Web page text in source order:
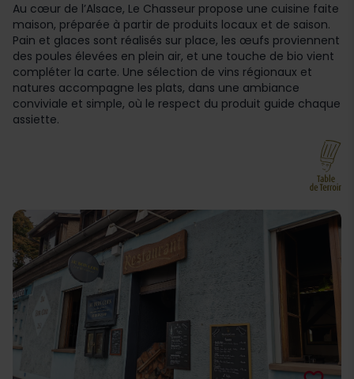
Au cœur de l’Alsace, Le Chasseur propose une cuisine faite
maison, préparée à partir de produits locaux et de saison.
Pain et glaces sont réalisés sur place, les œufs proviennent
des poules élevées en plein air, et une touche de bio vient
compléter la carte. Une sélection de vins régionaux et
natures accompagne les plats, dans une ambiance
conviviale et simple, où le respect du produit guide chaque
assiette.